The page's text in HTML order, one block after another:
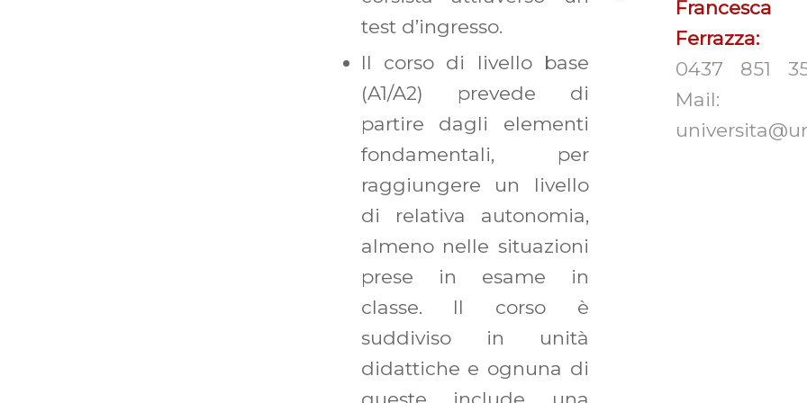
test d’ingresso.
Il corso di livello base
(A1/A2) prevede di
partire dagli elementi
fondamentali, per
raggiungere un livello
di relativa autonomia,
almeno nelle situazioni
prese in esame in
classe. Il corso è
suddiviso in unità
didattiche e ognuna di
Francesca
Ferrazza:
0437 851
Mail: